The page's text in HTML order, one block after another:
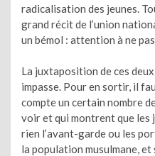
radicalisation des jeunes.
grand récit de l’union
un bémol : attention à ne
La juxtaposition de ces
impasse. Pour en sortir, il
compte un certain nombre
voir et qui montrent que les
rien l’avant-garde ou les
la population musulmane, et